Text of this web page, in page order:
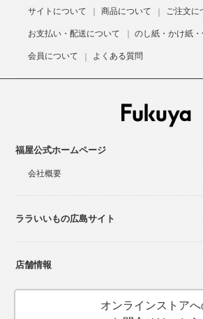
サイトについて 商品について ご注文に
お支払い・配送について のし紙・かけ紙
会員について よくある質問
福屋公式ホームページ
会社概要
ララいいもの広島サイト
店舗情報
オンラインストアへ